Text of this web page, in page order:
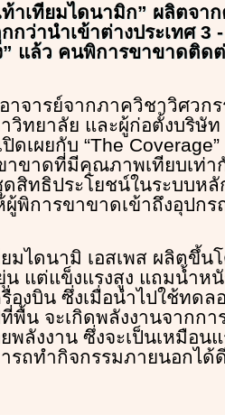
าเทียมไดนามิก” ผลิตจา
ว่านำเข้าต่างประเทศ 3
แล้ว คนพิการขาขาดติด
าจารย์จากภาควิชาวิศวก
ทยาลัย และผู้ก่อตั้งบริษัท
ดเผยกับ “The
าขาดที่มีคุณภาพเทียบเท่
ดสิทธิประโยชน์ในระบบห
ผู้พิการขาขาดเข้าถึงอุปก
มไดนามิ เอสเพส ผลิตขึ้น
แต่แข็งแรงสูง แถมน้ำหนั
องบิน ซึ่งเมื่อนำไปใช้ทด
พื้น จะเกิดพลังงานจากก
ลังงาน ซึ่งจะเป็นเหมือน
รถทำกิจกรรมภายนอกได้